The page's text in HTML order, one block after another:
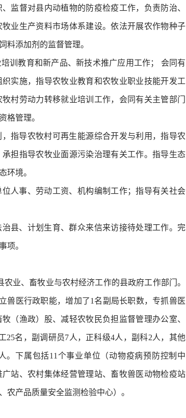
监督对县内动植物的防疫检疫工作，负责防治、
业生产资料市场体系建设。依法开展农作物种子
料添加剂的监督管理。
训教育和新产品、新技术推广应用工作； 会同有
实施，指导农牧业教育和农牧业职业技能开发工
村劳动力转移就业培训工作，会同有关主管部门
格管理。
指导农牧村可再生能源综合开发与利用，指导农
担指导农牧业面源污染治理有关工作。指导生态
环境。
人事、劳动工资、机构编制工作；指导有关社会
县、计划生育、群众来信来访接待处理工作。完
项。
业、畜牧业与农村经济工作的县政府工作部门。
兽医行政职能，增加了1名副局长职数，专抓兽医
（渔政）股、减轻农牧民负担监督管理办公室、
25名，副调研员7人，正科级4人，副科2人，其他
。下属包括11个事业单位（动物疫病预防控制中
站、农村集体经营管理站、畜牧兽医动物检疫站
农产品质量安全监测检验中心）。